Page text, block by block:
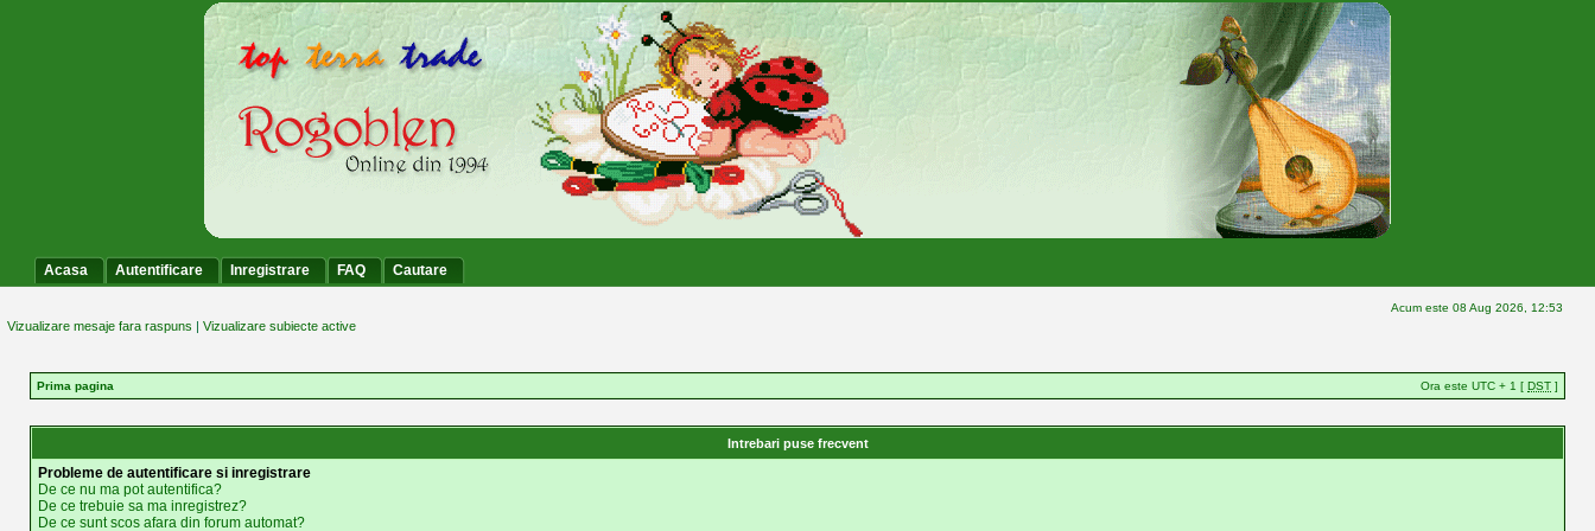
Acasa Autentificare Inregistrare FAQ Cautare
Acum este 08 Aug 2026, 12:53
Vizualizare mesaje fara raspuns | Vizualizare subiecte active
Prima pagina Ora este UTC + 1 [ DST ]
Intrebari puse frecvent
Probleme de autentificare si inregistrare
De ce nu ma pot autentifica?
De ce trebuie sa ma inregistrez?
De ce sunt scos afara din forum automat?